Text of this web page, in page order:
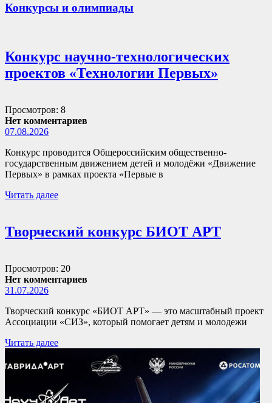
Конкурсы и олимпиады
Конкурс научно-технологических
проектов «Технологии Первых»
Просмотров: 8
Нет комментариев
07.08.2026
Конкурс проводится Общероссийским общественно-
государственным движением детей и молодёжи «Движение
Первых» в рамках проекта «Первые в
Читать далее
Творческий конкурс БИОТ АРТ
Просмотров: 20
Нет комментариев
31.07.2026
Творческий конкурс «БИОТ АРТ» — это масштабный проект
Ассоциации «СИЗ», который помогает детям и молодежи
Читать далее